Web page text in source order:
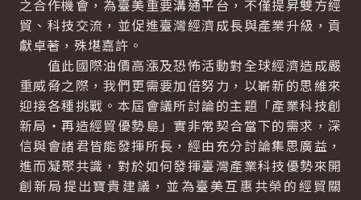
之合作機會，為臺美重要溝通平台，不僅提昇雙方經
貿、科技交流，並促進臺灣經濟成長與產業升級，貢
獻卓著，殊堪嘉許。
值此國際油價高漲及恐怖活動對全球經濟造成嚴
重威脅之際，我們更需要加倍努力，以嶄新的思維來
迎接各種挑戰。本屆會議所討論的主題「產業科技創
新局‧再造經貿優勢島」實非常契合當下的需求，深
信與會諸君皆能發揮所長，經由充分討論集思廣益，
進而凝聚共識，對於如何發揮臺灣產業科技優勢來開
創新局提出寶貴建議，並為臺美互惠共榮的經貿關